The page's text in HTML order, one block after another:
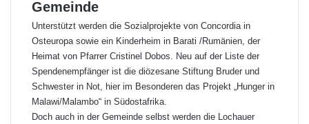
Gemeinde
Unterstützt werden die Sozialprojekte von Concordia in
Osteuropa sowie ein Kinderheim in Barati /Rumänien, der
Heimat von Pfarrer Cristinel Dobos. Neu auf der Liste der
Spendenempfänger ist die diözesane Stiftung Bruder und
Schwester in Not, hier im Besonderen das Projekt „Hunger in
Malawi/Malambo“ in Südostafrika.
Doch auch in der Gemeinde selbst werden die Lochauer